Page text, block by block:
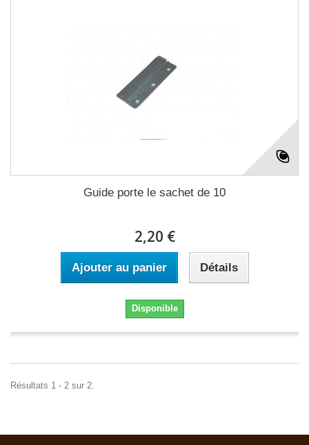
Guide porte le sachet de 10
2,20 €
Ajouter au panier Détails
Disponible
Résultats 1 - 2 sur 2.